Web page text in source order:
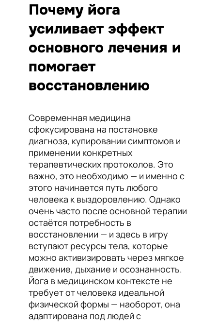
Почему йога
усиливает эффект
основного лечения и
помогает
восстановлению
Современная медицина
сфокусирована на постановке
диагноза, купировании симптомов и
применении конкретных
терапевтических протоколов. Это
важно, это необходимо — и именно с
этого начинается путь любого
человека к выздоровлению. Однако
очень часто после основной терапии
остаётся потребность в
восстановлении — и здесь в игру
вступают ресурсы тела, которые
можно активизировать через мягкое
движение, дыхание и осознанность.
Йога в медицинском контексте не
требует от человека идеальной
физической формы — наоборот, она
адаптирована под людей с